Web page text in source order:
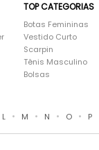
TOP CATEGORIAS
Botas Femininas
Vestido Curto
Scarpin
Tênis Masculino
Bolsas
L • M • N • O • P